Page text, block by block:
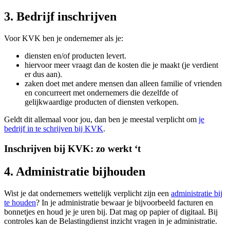
3. Bedrijf inschrijven
Voor KVK ben je ondernemer als je:
diensten en/of producten levert.
hiervoor meer vraagt dan de kosten die je maakt (je verdient
er dus aan).
zaken doet met andere mensen dan alleen familie of vrienden
en concurreert met ondernemers die dezelfde of
gelijkwaardige producten of diensten verkopen.
Geldt dit allemaal voor jou, dan ben je meestal verplicht om je
bedrijf in te schrijven bij KVK.
Inschrijven bij KVK: zo werkt ‘t
4. Administratie bijhouden
Wist je dat ondernemers wettelijk verplicht zijn een administratie bij
te houden? In je administratie bewaar je bijvoorbeeld facturen en
bonnetjes en houd je je uren bij. Dat mag op papier of digitaal. Bij
controles kan de Belastingdienst inzicht vragen in je administratie.